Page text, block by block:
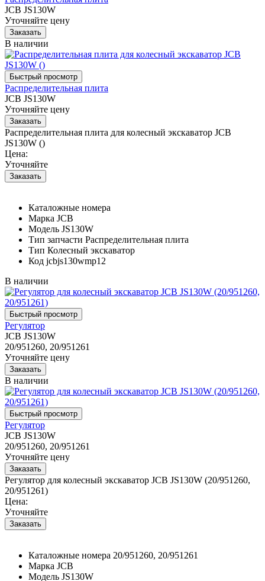
JCB JS130W
Уточняйте цену
В наличии
Распределительная плита
JCB JS130W
Уточняйте цену
Распределительная плита для колесный экскаватор JCB
JS130W ()
Цена:
Уточняйте
Каталожные номера
Марка JCB
Модель JS130W
Тип запчасти Распределительная плита
Тип Колесный экскаватор
Код jcbjs130wmp12
В наличии
Регулятор
JCB JS130W
20/951260, 20/951261
Уточняйте цену
В наличии
Регулятор
JCB JS130W
20/951260, 20/951261
Уточняйте цену
Регулятор для колесный экскаватор JCB JS130W (20/951260,
20/951261)
Цена:
Уточняйте
Каталожные номера 20/951260, 20/951261
Марка JCB
Модель JS130W